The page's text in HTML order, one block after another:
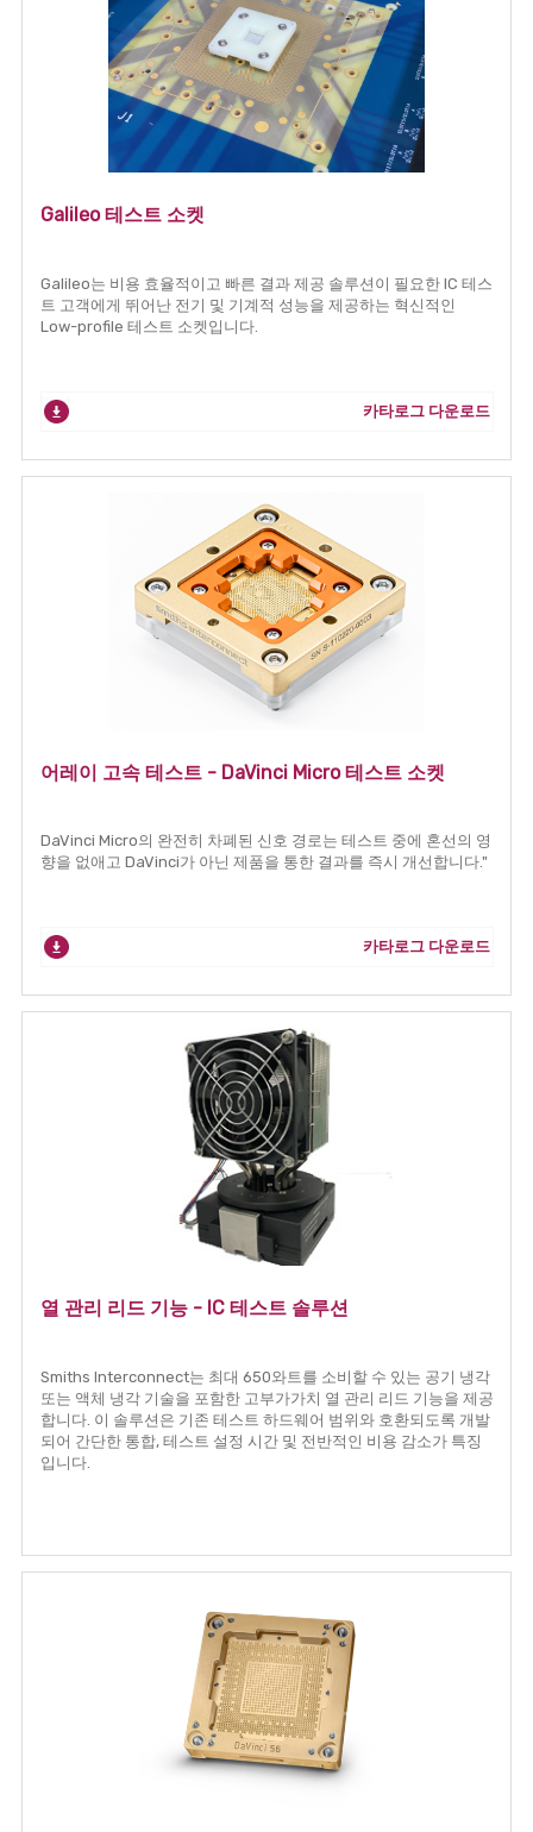
Galileo 테스트 소켓
Galileo는 비용 효율적이고 빠른 결과 제공 솔루션이 필요한 IC 테스
트 고객에게 뛰어난 전기 및 기계적 성능을 제공하는 혁신적인
Low-profile 테스트 소켓입니다.
카타로그 다운로드
어레이 고속 테스트 - DaVinci Micro 테스트 소켓
DaVinci Micro의 완전히 차폐된 신호 경로는 테스트 중에 혼선의 영
향을 없애고 DaVinci가 아닌 제품을 통한 결과를 즉시 개선합니다."
카타로그 다운로드
열 관리 리드 기능 - IC 테스트 솔루션
Smiths Interconnect는 최대 650와트를 소비할 수 있는 공기 냉각
또는 액체 냉각 기술을 포함한 고부가가치 열 관리 리드 기능을 제공
합니다. 이 솔루션은 기존 테스트 하드웨어 범위와 호환되도록 개발
되어 간단한 통합, 테스트 설정 시간 및 전반적인 비용 감소가 특징
입니다.